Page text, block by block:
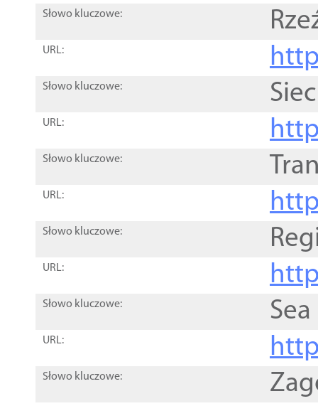
Słowo kluczowe:
URL:
Słowo kluczowe:
URL:
Słowo kluczowe:
URL:
Słowo kluczowe:
URL:
Słowo kluczowe:
URL:
Słowo kluczowe: